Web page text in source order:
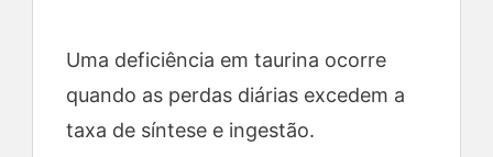
Uma deficiência em taurina ocorre
quando as perdas diárias excedem a
taxa de síntese e ingestão.